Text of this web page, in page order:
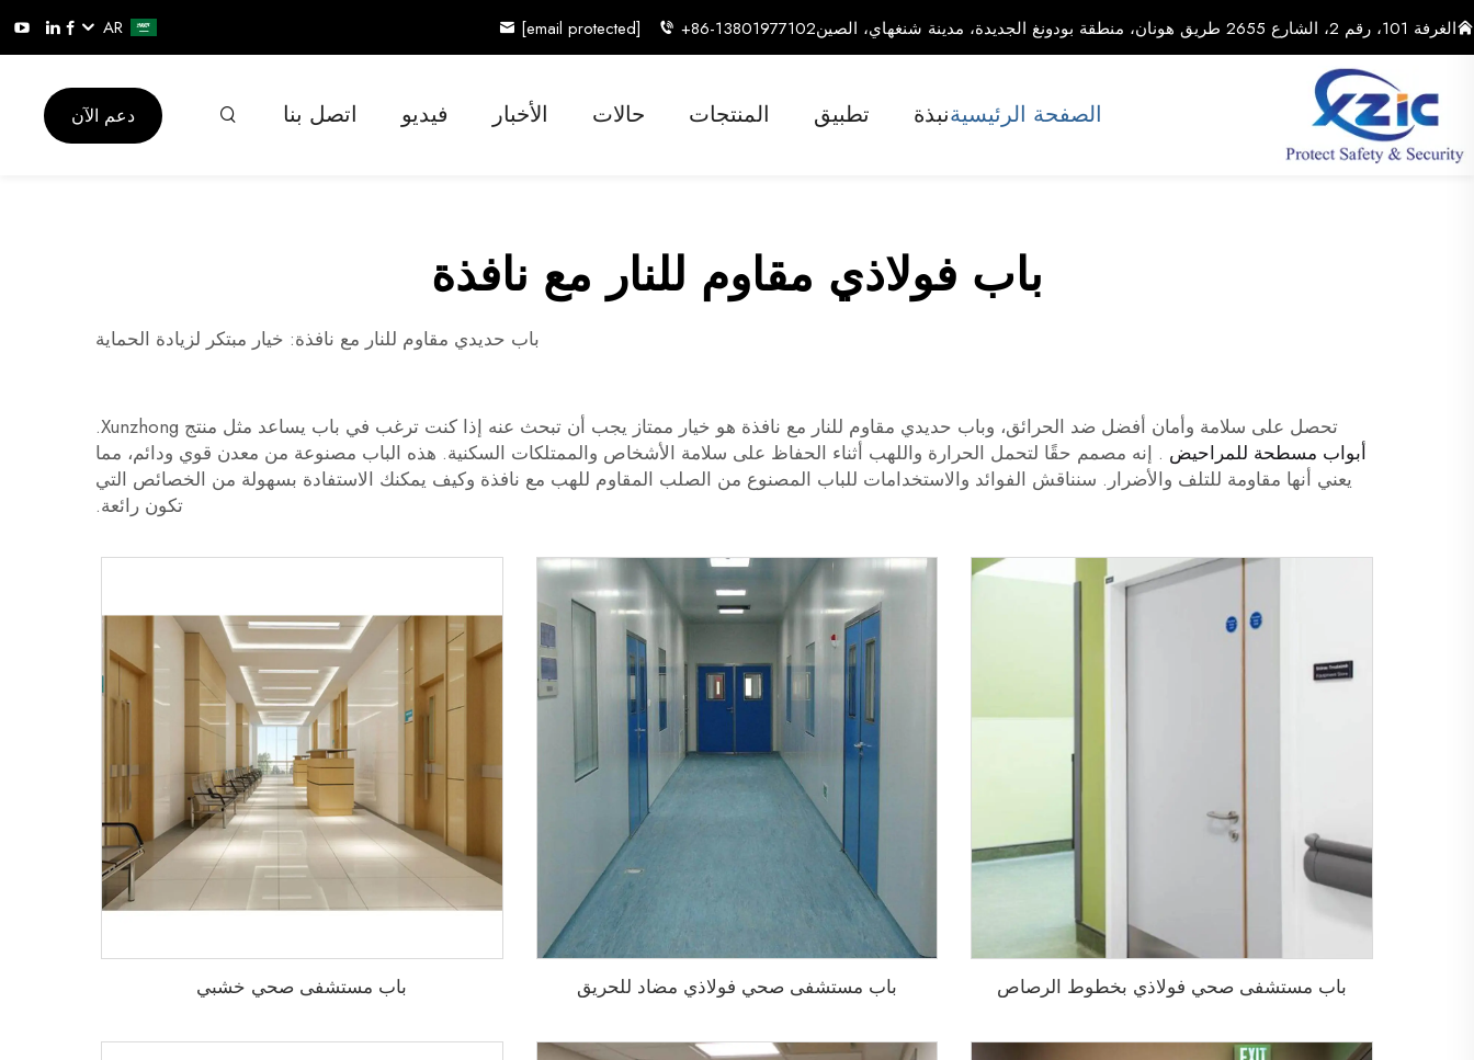
الغرفة 101، رقم 2، الشارع 2655 طريق هونان، منطقة بودونغ الجديدة، مدينة شنغهاي، الصين +86-13801977102
[email protected]
AR
الصفحة الرئيسيةنبذة تطبيق المنتجات حالات الأخبار فيديو اتصل بنا دعم الآن
باب فولاذي مقاوم للنار مع نافذة
باب حديدي مقاوم للنار مع نافذة: خيار مبتكر لزيادة الحماية
تحصل على سلامة وأمان أفضل ضد الحرائق، وباب حديدي مقاوم للنار مع نافذة هو خيار ممتاز يجب أن تبحث عنه إذا كنت ترغب في باب يساعد مثل منتج Xunzhong.
أبواب مسطحة للمراحيض . إنه مصمم حقًا لتحمل الحرارة واللهب أثناء الحفاظ على سلامة الأشخاص والممتلكات السكنية. هذه الباب مصنوعة من معدن قوي ودائم، مما
يعني أنها مقاومة للتلف والأضرار. سنناقش الفوائد والاستخدامات للباب المصنوع من الصلب المقاوم للهب مع نافذة وكيف يمكنك الاستفادة بسهولة من الخصائص التي
تكون رائعة.
باب مستشفى صحي فولاذي بخطوط الرصاص باب مستشفى صحي فولاذي مضاد للحريق باب مستشفى صحي خشبي